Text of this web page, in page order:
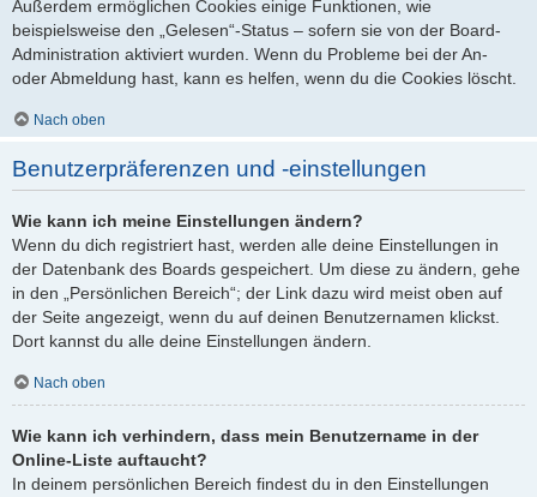
Außerdem ermöglichen Cookies einige Funktionen, wie
beispielsweise den „Gelesen“-Status – sofern sie von der Board-
Administration aktiviert wurden. Wenn du Probleme bei der An-
oder Abmeldung hast, kann es helfen, wenn du die Cookies löscht.
Nach oben
Benutzerpräferenzen und -einstellungen
Wie kann ich meine Einstellungen ändern?
Wenn du dich registriert hast, werden alle deine Einstellungen in
der Datenbank des Boards gespeichert. Um diese zu ändern, gehe
in den „Persönlichen Bereich“; der Link dazu wird meist oben auf
der Seite angezeigt, wenn du auf deinen Benutzernamen klickst.
Dort kannst du alle deine Einstellungen ändern.
Nach oben
Wie kann ich verhindern, dass mein Benutzername in der
Online-Liste auftaucht?
In deinem persönlichen Bereich findest du in den Einstellungen